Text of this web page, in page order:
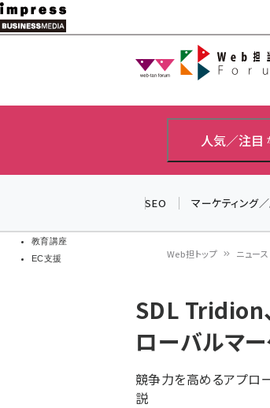
メ
イ
教育講座
EC支援
人気／注目
SEO マーケティング
ン
く
ず
Web担トップ ニュース
SDL Tridion
ローバルマ
競争力を高めるアプロ
説